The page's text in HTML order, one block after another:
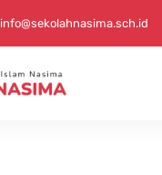
info@sekolahnasima.sch.id